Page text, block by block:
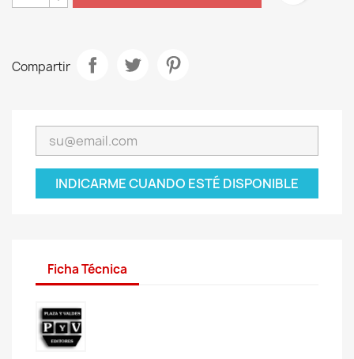
Compartir
INDICARME CUANDO ESTÉ DISPONIBLE
Ficha Técnica